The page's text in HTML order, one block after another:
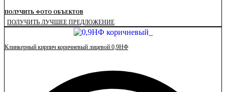
ПОЛУЧИТЬ ФОТО ОБЪЕКТОВ
ПОЛУЧИТЬ ЛУЧШЕЕ ПРЕДЛОЖЕНИЕ
Клинкерный кирпич коричневый лицевой 0,9НФ